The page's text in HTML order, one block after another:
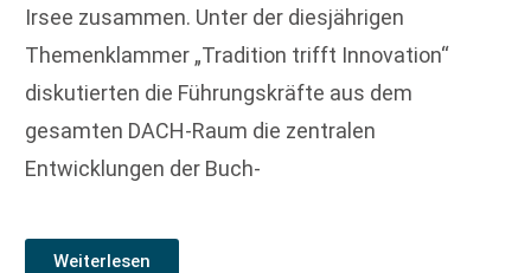
Irsee zusammen. Unter der diesjährigen
Themenklammer „Tradition trifft Innovation“
diskutierten die Führungskräfte aus dem
gesamten DACH-Raum die zentralen
Entwicklungen der Buch-
Weiterlesen